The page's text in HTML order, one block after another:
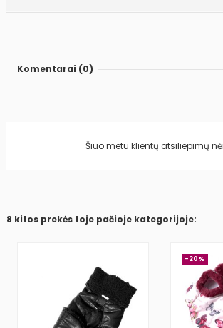
Komentarai (0)
Šiuo metu klientų atsiliepimų
8 kitos prekės toje pačioje kategorijoje:
−20%